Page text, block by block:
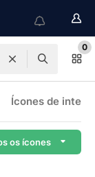
0
Ícones de
os ícones